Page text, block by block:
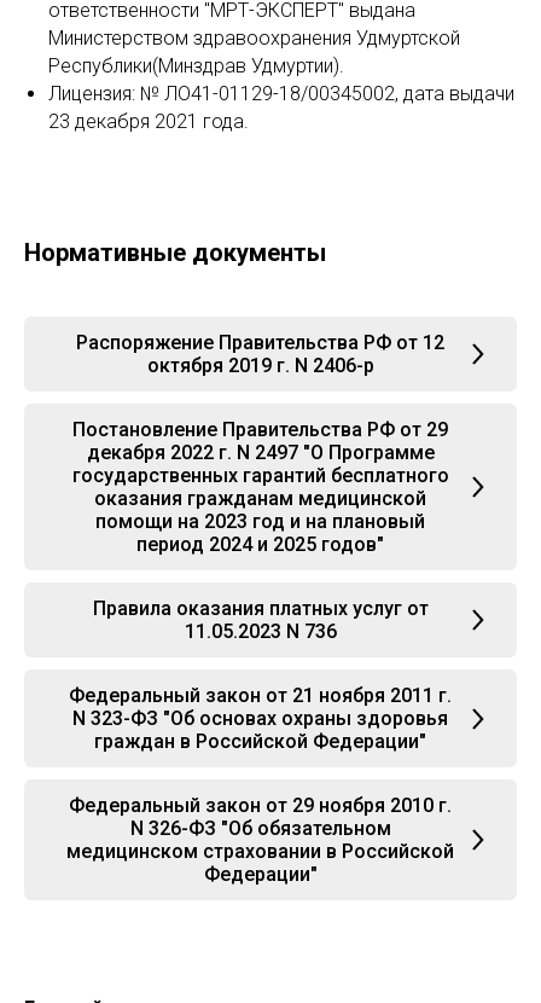
ответственности "МРТ-ЭКСПЕРТ" выдана
Министерством здравоохранения Удмуртской
Республики(Минздрав Удмуртии).
Лицензия: № ЛО41-01129-18/00345002, дата выдачи
23 декабря 2021 года.
Нормативные документы
Распоряжение Правительства РФ от 12
октября 2019 г. N 2406-р
Постановление Правительства РФ от 29
декабря 2022 г. N 2497 "О Программе
государственных гарантий бесплатного
оказания гражданам медицинской
помощи на 2023 год и на плановый
период 2024 и 2025 годов"
Правила оказания платных услуг от
11.05.2023 N 736
Федеральный закон от 21 ноября 2011 г.
N 323-ФЗ "Об основах охраны здоровья
граждан в Российской Федерации"
Федеральный закон от 29 ноября 2010 г.
N 326-ФЗ "Об обязательном
медицинском страховании в Российской
Федерации"